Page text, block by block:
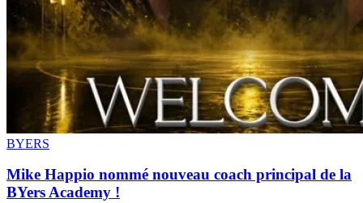
BYERS
Mike Happio nommé nouveau coach principal de la
BYers Academy !